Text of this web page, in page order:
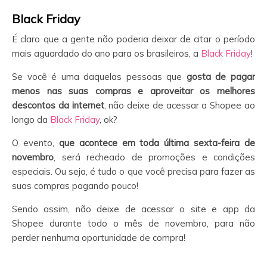
Black Friday
É claro que a gente não poderia deixar de citar o período
mais aguardado do ano para os brasileiros, a Black Friday!
Se você é uma daquelas pessoas que gosta de pagar
menos nas suas compras e aproveitar os melhores
descontos da internet, não deixe de acessar a Shopee ao
longo da Black Friday, ok?
O evento, que acontece em toda última sexta-feira de
novembro , será recheado de promoções e condições
especiais. Ou seja, é tudo o que você precisa para fazer as
suas compras pagando pouco!
Sendo assim, não deixe de acessar o site e app da
Shopee durante todo o mês de novembro, para não
perder nenhuma oportunidade de compra!